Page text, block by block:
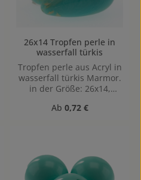
26x14 Tropfen perle in
wasserfall türkis
Tropfen perle aus Acryl in
wasserfall türkis Marmor.
in der Größe: 26x14,
Vertikal (von oben nach
Linienführung und eignet
sich besonders für die
Gestaltung von
Regulärer Preis:
Ab 0,72 €